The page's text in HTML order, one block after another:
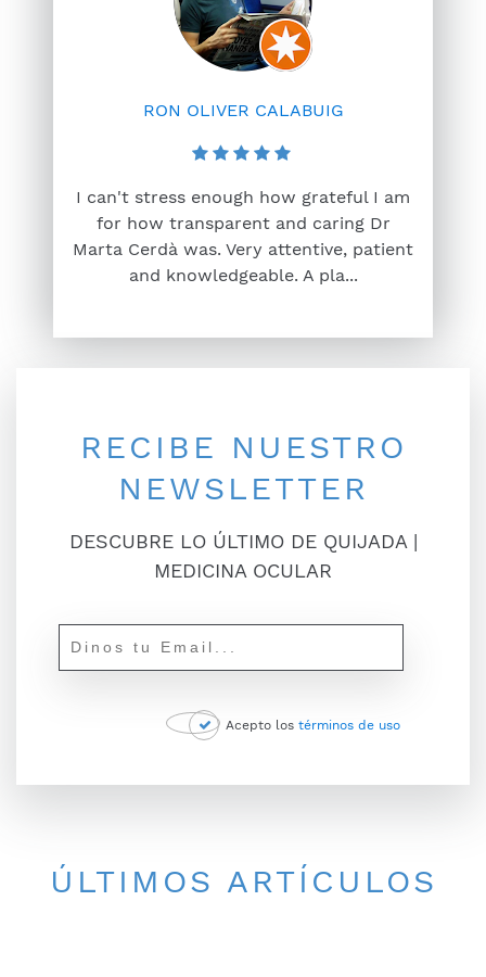
RON OLIVER CALABUIG
I can't stress enough how grateful I am
for how transparent and caring Dr
Marta Cerdà was. Very attentive, patient
and knowledgeable. A pla...
RECIBE NUESTRO
NEWSLETTER
DESCUBRE LO ÚLTIMO DE QUIJADA |
MEDICINA OCULAR
Acepto los términos de uso
ÚLTIMOS ARTÍCULOS